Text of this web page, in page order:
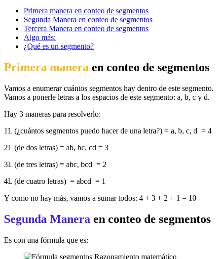
Primera manera en conteo de segmentos
Segunda Manera en conteo de segmentos
Tercera Manera en conteo de segmentos
Algo más:
¿Qué es un segmento?
Primera manera en conteo de segmentos
Vamos a enumerar cuántos segmentos hay dentro de este segmento.
Vamos a ponerle letras a los espacios de este segmento: a, b, c y d.
Hay 3 maneras para resolverlo:
1L (¿cuántos segmentos puedo hacer de una letra?) = a, b, c, d = 4
2L (de dos letras) = ab, bc, cd = 3
3L (de tres letras) = abc, bcd = 2
4L (de cuatro letras) = abcd = 1
Y como no hay más, vamos a sumar todos: 4 + 3 + 2 + 1 = 10
Segunda Manera en conteo de segmentos
Es con una fórmula que es: